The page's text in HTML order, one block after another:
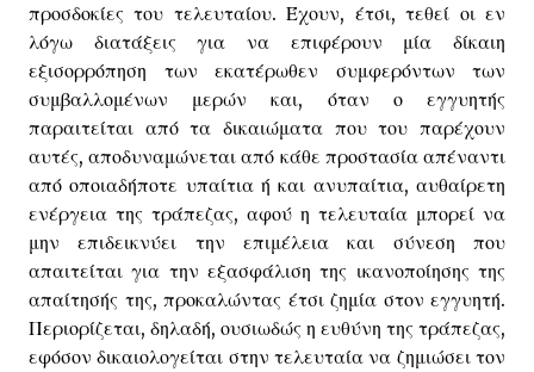
προσδοκίες του τελευταίου. Έχουν, έτσι, τεθεί οι εν
λόγω διατάξεις για να επιφέρουν μία δίκαιη
εξισορρόπηση των εκατέρωθεν συμφερόντων των
συμβαλλομένων μερών και, όταν ο εγγυητής
παραιτείται από τα δικαιώματα που του παρέχουν
αυτές, αποδυναμώνεται από κάθε προστασία απέναντι
από οποιαδήποτε υπαίτια ή και ανυπαίτια, αυθαίρετη
ενέργεια της τράπεζας, αφού η τελευταία μπορεί να
μην επιδεικνύει την επιμέλεια και σύνεση που
απαιτείται για την εξασφάλιση της ικανοποίησης της
απαίτησής της, προκαλώντας έτσι ζημία στον εγγυητή.
Περιορίζεται, δηλαδή, ουσιωδώς η ευθύνη της τράπεζας,
εφόσον δικαιολογείται στην τελευταία να ζημιώσει τον